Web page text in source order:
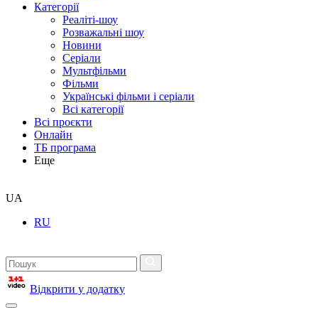
Категорії
Реаліті-шоу
Розважальні шоу
Новини
Серіали
Мультфільми
Фільми
Українські фільми і серіали
Всі категорії
Всі проєкти
Онлайн
ТБ програма
Еще
UA
RU
Відкрити у додатку